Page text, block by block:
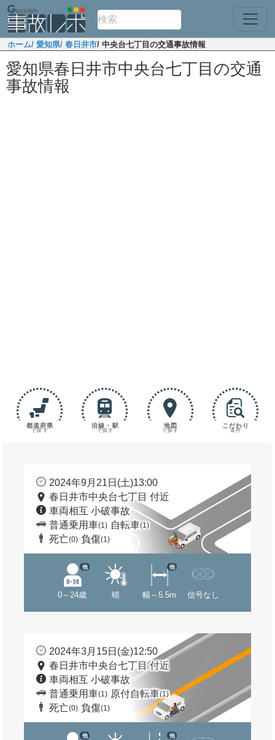
ホーム/ 愛知県/ 春日井市/ 中央台七丁目の交通事故情報
愛知県春日井市中央台七丁目の交通
事故情報
都道府県
で探す
沿線・駅
で探す
地図
で探す
こだわり
条件
2024年9月21日(土)13:00
春日井市中央台七丁目 付近
車両相互 小破事故
普通乗用車(1) 自転車(1)
死亡(0) 負傷(1)
0～24歳
他
晴 幅～5.5m
他
信号なし
2024年3月15日(金)12:50
春日井市中央台七丁目 付近
車両相互 小破事故
普通乗用車(1) 原付自転車(1)
死亡(0) 負傷(1)
他 他